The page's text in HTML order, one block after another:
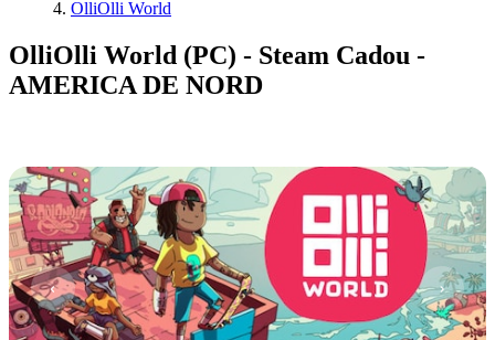
OlliOlli World
OlliOlli World (PC) - Steam Cadou -
AMERICA DE NORD